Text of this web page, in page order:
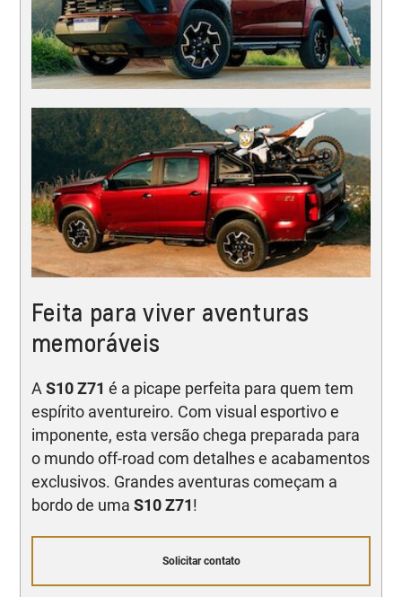
Feita para viver aventuras
memoráveis
A S10 Z71 é a picape perfeita para quem tem
espírito aventureiro. Com visual esportivo e
imponente, esta versão chega preparada para
o mundo off-road com detalhes e acabamentos
exclusivos. Grandes aventuras começam a
bordo de uma S10 Z71!
Solicitar contato